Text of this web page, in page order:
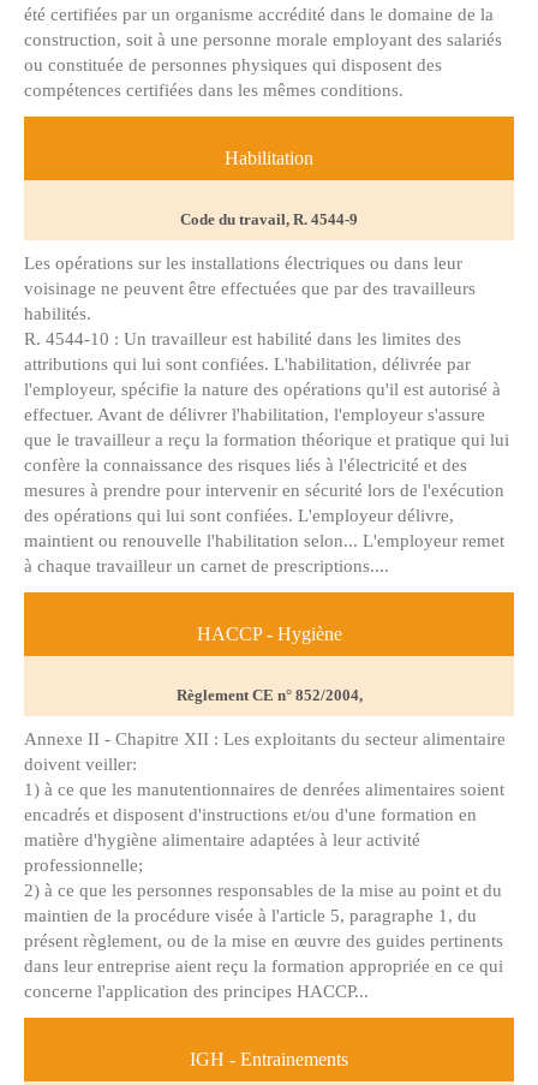
été certifiées par un organisme accrédité dans le domaine de la
construction, soit à une personne morale employant des salariés
ou constituée de personnes physiques qui disposent des
compétences certifiées dans les mêmes conditions.
Habilitation
Code du travail, R. 4544-9
Les opérations sur les installations électriques ou dans leur
voisinage ne peuvent être effectuées que par des travailleurs
habilités.
R. 4544-10 : Un travailleur est habilité dans les limites des
attributions qui lui sont confiées. L'habilitation, délivrée par
l'employeur, spécifie la nature des opérations qu'il est autorisé à
effectuer. Avant de délivrer l'habilitation, l'employeur s'assure
que le travailleur a reçu la formation théorique et pratique qui lui
confère la connaissance des risques liés à l'électricité et des
mesures à prendre pour intervenir en sécurité lors de l'exécution
des opérations qui lui sont confiées. L'employeur délivre,
maintient ou renouvelle l'habilitation selon... L'employeur remet
à chaque travailleur un carnet de prescriptions....
HACCP - Hygiène
Règlement CE n° 852/2004,
Annexe II - Chapitre XII : Les exploitants du secteur alimentaire
doivent veiller:
1) à ce que les manutentionnaires de denrées alimentaires soient
encadrés et disposent d'instructions et/ou d'une formation en
matière d'hygiène alimentaire adaptées à leur activité
professionnelle;
2) à ce que les personnes responsables de la mise au point et du
maintien de la procédure visée à l'article 5, paragraphe 1, du
présent règlement, ou de la mise en œuvre des guides pertinents
dans leur entreprise aient reçu la formation appropriée en ce qui
concerne l'application des principes HACCP...
IGH - Entrainements